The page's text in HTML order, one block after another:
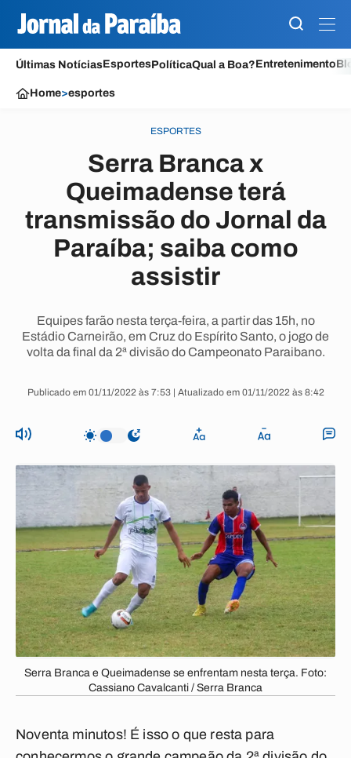
Últimas NotíciasEsportesPolíticaQual a Boa?Entretenimento
Home>esportes
ESPORTES
Serra Branca x
Queimadense terá
transmissão do Jornal da
Paraíba; saiba como
assistir
Equipes farão nesta terça-feira, a partir das 15h, no
Estádio Carneirão, em Cruz do Espírito Santo, o jogo de
volta da final da 2ª divisão do Campeonato Paraibano.
Publicado em 01/11/2022 às 7:53 | Atualizado em 01/11/2022 às 8:42
Serra Branca e Queimadense se enfrentam nesta terça. Foto:
Cassiano Cavalcanti / Serra Branca
Noventa minutos! É isso o que resta para